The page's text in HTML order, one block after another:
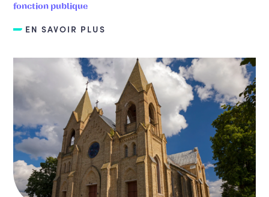
Logement
Médias
Mobilité et travaux publics
Numérique et intelligence artificielle
Pensions
Podcast
Pouvoirs locaux
Relations Internationales et
coopération
Santé, bien-être, qualité de vie,
fonction publique
EN SAVOIR PLUS